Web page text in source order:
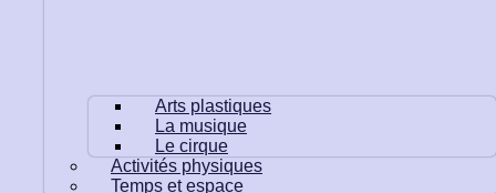
Arts plastiques
La musique
Le cirque
Activités physiques
Temps et espace